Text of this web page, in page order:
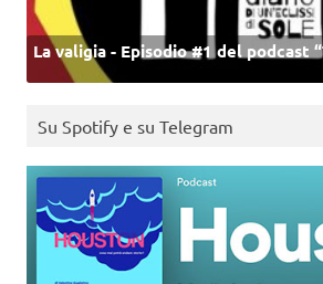
La valigia - Episodio #1 del podcast
Su Spotify e su Telegram